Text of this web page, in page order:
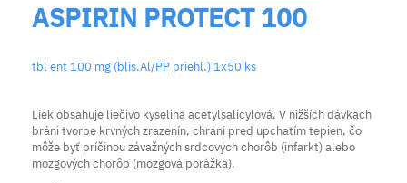
ASPIRIN PROTECT 100
tbl ent 100 mg (blis.Al/PP priehľ.) 1x50 ks
Liek obsahuje liečivo kyselina acetylsalicylová. V nižších dávkach
bráni tvorbe krvných zrazenín, chráni pred upchatím tepien, čo
môže byť príčinou závažných srdcových chorôb (infarkt) alebo
mozgových chorôb (mozgová porážka).